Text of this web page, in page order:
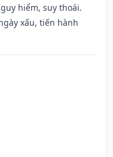
hiểm, suy thoái.
xấu, tiến hành